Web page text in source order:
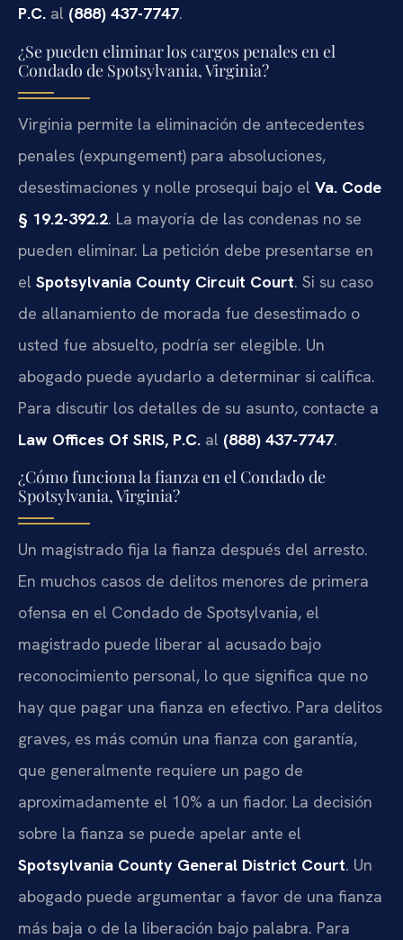
P.C. al (888) 437-7747.
¿Se pueden eliminar los cargos penales en el
Condado de Spotsylvania, Virginia?
Virginia permite la eliminación de antecedentes
penales (expungement) para absoluciones,
desestimaciones y nolle prosequi bajo el Va. Code
§ 19.2-392.2. La mayoría de las condenas no se
pueden eliminar. La petición debe presentarse en
el Spotsylvania County Circuit Court. Si su caso
de allanamiento de morada fue desestimado o
usted fue absuelto, podría ser elegible. Un
abogado puede ayudarlo a determinar si califica.
Para discutir los detalles de su asunto, contacte a
Law Offices Of SRIS, P.C. al (888) 437-7747.
¿Cómo funciona la fianza en el Condado de
Spotsylvania, Virginia?
Un magistrado fija la fianza después del arresto.
En muchos casos de delitos menores de primera
ofensa en el Condado de Spotsylvania, el
magistrado puede liberar al acusado bajo
reconocimiento personal, lo que significa que no
hay que pagar una fianza en efectivo. Para delitos
graves, es más común una fianza con garantía,
que generalmente requiere un pago de
aproximadamente el 10% a un fiador. La decisión
sobre la fianza se puede apelar ante el
Spotsylvania County General District Court. Un
abogado puede argumentar a favor de una fianza
más baja o de la liberación bajo palabra. Para